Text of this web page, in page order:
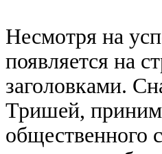
Несмотря на
появляется на
заголовками.
Тришей,
общественного